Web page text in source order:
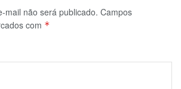
mail não será publicado. Campos
com *